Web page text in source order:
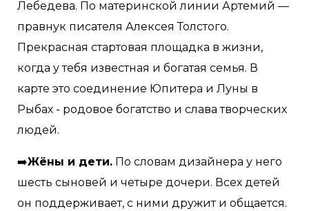
Лебедева. По материнской линии Артемий —
правнук писателя Алексея Толстого.
Прекрасная стартовая площадка в жизни,
когда у тебя известная и богатая семья. В
карте это соединение Юпитера и Луны в
Рыбах - родовое богатство и слава творческих
людей.
➡️Жёны и дети. По словам дизайнера у него
шесть сыновей и четыре дочери. Всех детей
он поддерживает, с ними дружит и общается.